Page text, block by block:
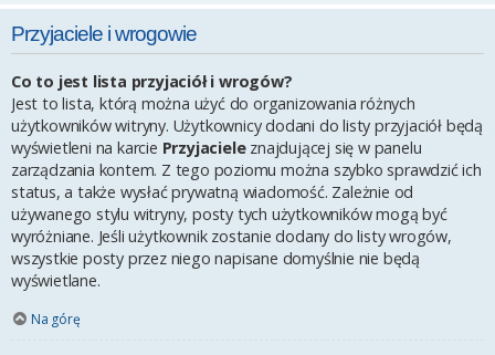
Przyjaciele i wrogowie
Co to jest lista przyjaciół i wrogów?
Jest to lista, którą można użyć do organizowania różnych
użytkowników witryny. Użytkownicy dodani do listy przyjaciół będą
wyświetleni na karcie Przyjacieleznajdującej się w panelu
zarządzania kontem. Z tego poziomu można szybko sprawdzić ich
status, a także wysłać prywatną wiadomość. Zależnie od
używanego stylu witryny, posty tych użytkowników mogą być
wyróżniane. Jeśli użytkownik zostanie dodany do listy wrogów,
wszystkie posty przez niego napisane domyślnie nie będą
wyświetlane.
Na górę